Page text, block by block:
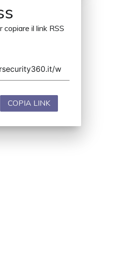
copiare il link RSS
COPIA LINK